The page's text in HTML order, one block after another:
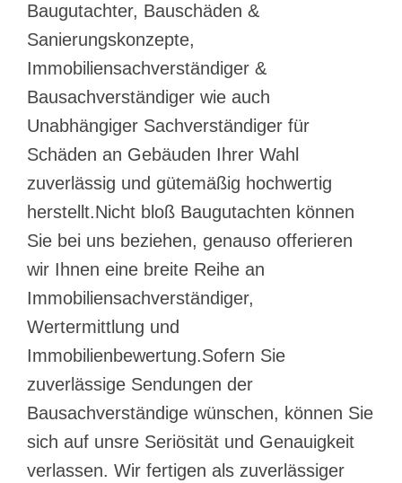
Baugutachter, Bauschäden &
Sanierungskonzepte,
Immobiliensachverständiger &
Bausachverständiger wie auch
Unabhängiger Sachverständiger für
Schäden an Gebäuden Ihrer Wahl
zuverlässig und gütemäßig hochwertig
herstellt.Nicht bloß Baugutachten können
Sie bei uns beziehen, genauso offerieren
wir Ihnen eine breite Reihe an
Immobiliensachverständiger,
Wertermittlung und
Immobilienbewertung.Sofern Sie
zuverlässige Sendungen der
Bausachverständige wünschen, können Sie
sich auf unsre Seriösität und Genauigkeit
verlassen. Wir fertigen als zuverlässiger